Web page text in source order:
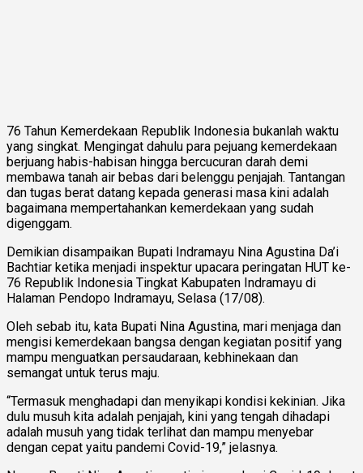
76 Tahun Kemerdekaan Republik Indonesia bukanlah waktu
yang singkat. Mengingat dahulu para pejuang kemerdekaan
berjuang habis-habisan hingga bercucuran darah demi
membawa tanah air bebas dari belenggu penjajah. Tantangan
dan tugas berat datang kepada generasi masa kini adalah
bagaimana mempertahankan kemerdekaan yang sudah
digenggam.
Demikian disampaikan Bupati Indramayu Nina Agustina Da’i
Bachtiar ketika menjadi inspektur upacara peringatan HUT ke-
76 Republik Indonesia Tingkat Kabupaten Indramayu di
Halaman Pendopo Indramayu, Selasa (17/08).
Oleh sebab itu, kata Bupati Nina Agustina, mari menjaga dan
mengisi kemerdekaan bangsa dengan kegiatan positif yang
mampu menguatkan persaudaraan, kebhinekaan dan
semangat untuk terus maju.
“Termasuk menghadapi dan menyikapi kondisi kekinian. Jika
dulu musuh kita adalah penjajah, kini yang tengah dihadapi
adalah musuh yang tidak terlihat dan mampu menyebar
dengan cepat yaitu pandemi Covid-19,” jelasnya.